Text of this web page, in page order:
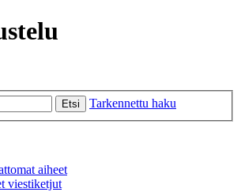
Etsi Tarkennettu haku
aiheet
viestiketjut